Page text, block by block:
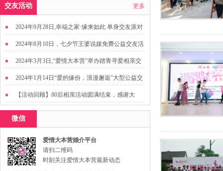
交友活动 更多
2024年9月28日,幸福之家·缘来如此 单身交友派对
2024年8月10日，七夕节王婆说媒免费公益交友活
动
2024年3月3日,“爱情大本营”举办踏青寻爱相亲交
友活动
2024年1月14日“爱的缘份，浪漫邂逅”大型公益交
友活动
【活动回顾】80后相亲活动圆满结束，感谢大
家，走出来才有机会扩大缘分哦~
微信
爱情大本营婚介平台
请扫二维码
时刻关注爱情大本营最新动态